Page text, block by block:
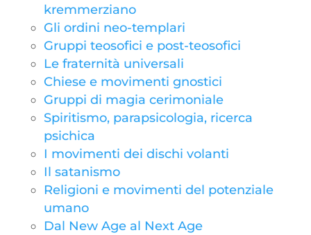
kremmerziano
Gli ordini neo-templari
Gruppi teosofici e post-teosofici
Le fraternità universali
Chiese e movimenti gnostici
Gruppi di magia cerimoniale
Spiritismo, parapsicologia, ricerca
psichica
I movimenti dei dischi volanti
Il satanismo
Religioni e movimenti del potenziale
umano
Dal New Age al Next Age